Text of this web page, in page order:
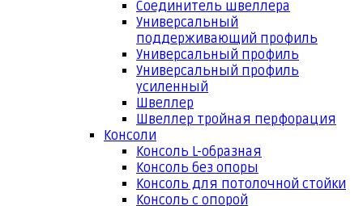
Соединитель швеллера
Универсальный
поддерживающий профиль
Универсальный профиль
Универсальный профиль
усиленный
Швеллер
Швеллер тройная перфорация
Консоли
Консоль L-образная
Консоль без опоры
Консоль для потолочной стойки
Консоль с опорой